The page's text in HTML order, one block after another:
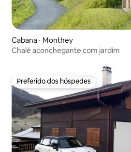
Cabana ⋅ Monthey
Chalé aconchegante com jardim
Preferido dos hóspedes
Preferido dos hóspedes